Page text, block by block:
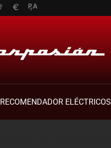
RECOMENDADOR ELÉCTRICOS